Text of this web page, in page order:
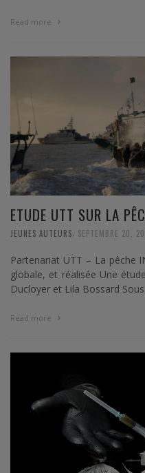
Read more
ETUDE UTT SUR LA
JEUNES AUTEURS SEPTEMBRE 20,
Partenariat UTT – La pêche
globale, et réalisée Une
Ducloyer et Lila Bossard
Read more